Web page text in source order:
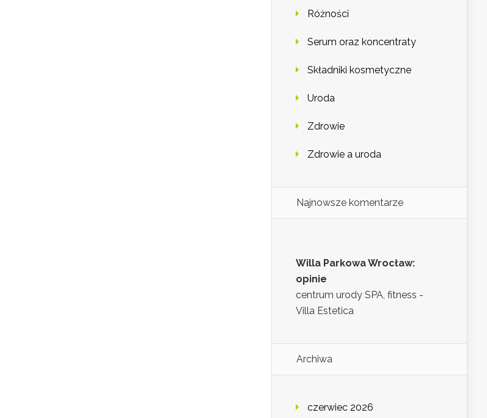
Różności
Serum oraz koncentraty
Składniki kosmetyczne
Uroda
Zdrowie
Zdrowie a uroda
Najnowsze komentarze
Willa Parkowa Wrocław:
opinie
centrum urody SPA, fitness -
Villa Estetica
Archiwa
czerwiec 2026